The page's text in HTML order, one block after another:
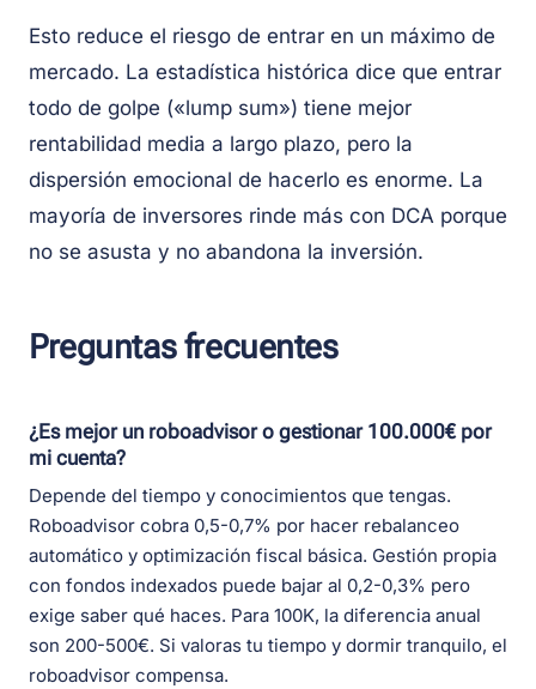
Esto reduce el riesgo de entrar en un máximo de
mercado. La estadística histórica dice que entrar
todo de golpe («lump sum») tiene mejor
rentabilidad media a largo plazo, pero la
dispersión emocional de hacerlo es enorme. La
mayoría de inversores rinde más con DCA porque
no se asusta y no abandona la inversión.
Preguntas frecuentes
¿Es mejor un roboadvisor o gestionar 100.000€ por
mi cuenta?
Depende del tiempo y conocimientos que tengas.
Roboadvisor cobra 0,5-0,7% por hacer rebalanceo
automático y optimización fiscal básica. Gestión propia
con fondos indexados puede bajar al 0,2-0,3% pero
exige saber qué haces. Para 100K, la diferencia anual
son 200-500€. Si valoras tu tiempo y dormir tranquilo, el
roboadvisor compensa.